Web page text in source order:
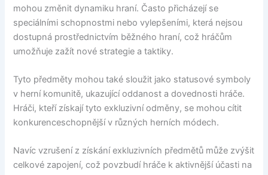
mohou změnit dynamiku hraní. Často přicházejí se
speciálními schopnostmi nebo vylepšeními, která nejsou
dostupná prostřednictvím běžného hraní, což hráčům
umožňuje zažít nové strategie a taktiky.
Tyto předměty mohou také sloužit jako statusové symboly
v herní komunitě, ukazující oddanost a dovednosti hráče.
Hráči, kteří získají tyto exkluzivní odměny, se mohou cítit
konkurenceschopnější v různých herních módech.
Navíc vzrušení z získání exkluzivních předmětů může zvýšit
celkové zapojení, což povzbudí hráče k aktivnější účasti na